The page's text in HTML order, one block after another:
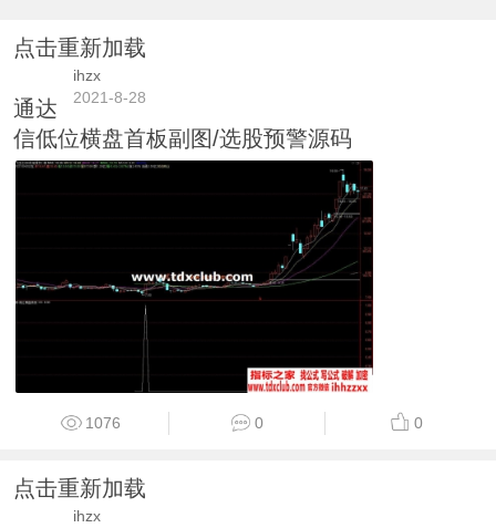
点击重新加载
ihzx
2021-8-28
通达
信低位横盘首板副图/选股预警源码
1076 0 0
点击重新加载
ihzx